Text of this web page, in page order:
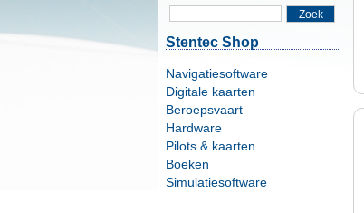
Zoek
Stentec Shop
Navigatiesoftware
Digitale kaarten
Beroepsvaart
Hardware
Pilots & kaarten
Boeken
Simulatiesoftware